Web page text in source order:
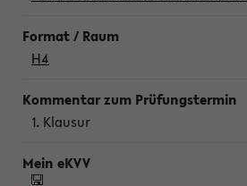
H4
1. Klausur